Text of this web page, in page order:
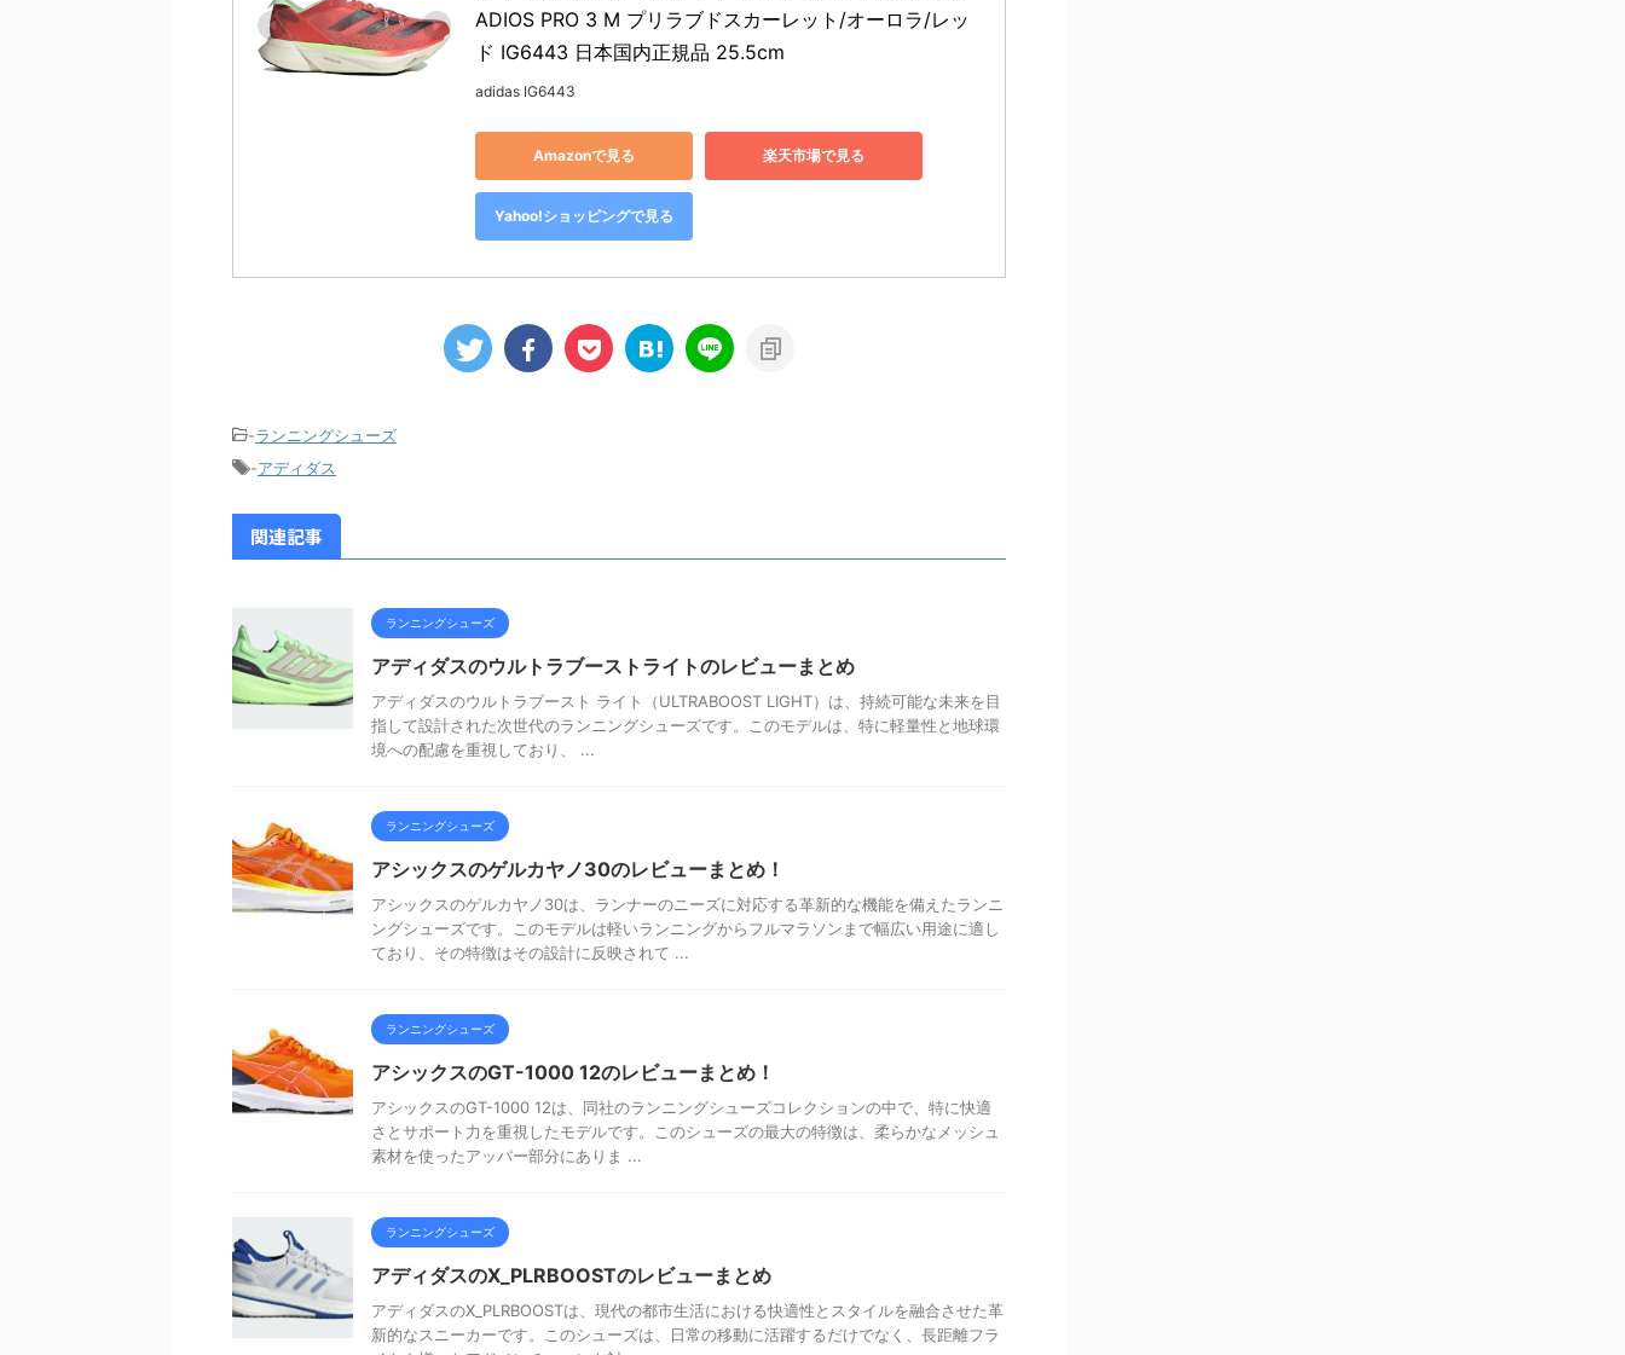
ADIOS PRO 3 M プリラブドスカーレット/オーロラ/レッ
ド IG6443 日本国内正規品 25.5cm
adidas IG6443
Amazonで見る 楽天市場で見る
Yahoo!ショッピングで見る
-ランニングシューズ
-アディダス
関連記事
ランニングシューズ
アディダスのウルトラブーストライトのレビューまとめ
アディダスのウルトラブースト ライト（ULTRABOOST LIGHT）は、持続可能な未来を目
指して設計された次世代のランニングシューズです。このモデルは、特に軽量性と地球環
境への配慮を重視しており、 ...
ランニングシューズ
アシックスのゲルカヤノ30のレビューまとめ！
アシックスのゲルカヤノ30は、ランナーのニーズに対応する革新的な機能を備えたランニ
ングシューズです。このモデルは軽いランニングからフルマラソンまで幅広い用途に適し
ており、その特徴はその設計に反映されて ...
ランニングシューズ
アシックスのGT-1000 12のレビューまとめ！
アシックスのGT-1000 12は、同社のランニングシューズコレクションの中で、特に快適
さとサポート力を重視したモデルです。このシューズの最大の特徴は、柔らかなメッシュ
素材を使ったアッパー部分にありま ...
ランニングシューズ
アディダスのX_PLRBOOSTのレビューまとめ
アディダスのX_PLRBOOSTは、現代の都市生活における快適性とスタイルを融合させた革
新的なスニーカーです。このシューズは、日常の移動に活躍するだけでなく、長距離フラ